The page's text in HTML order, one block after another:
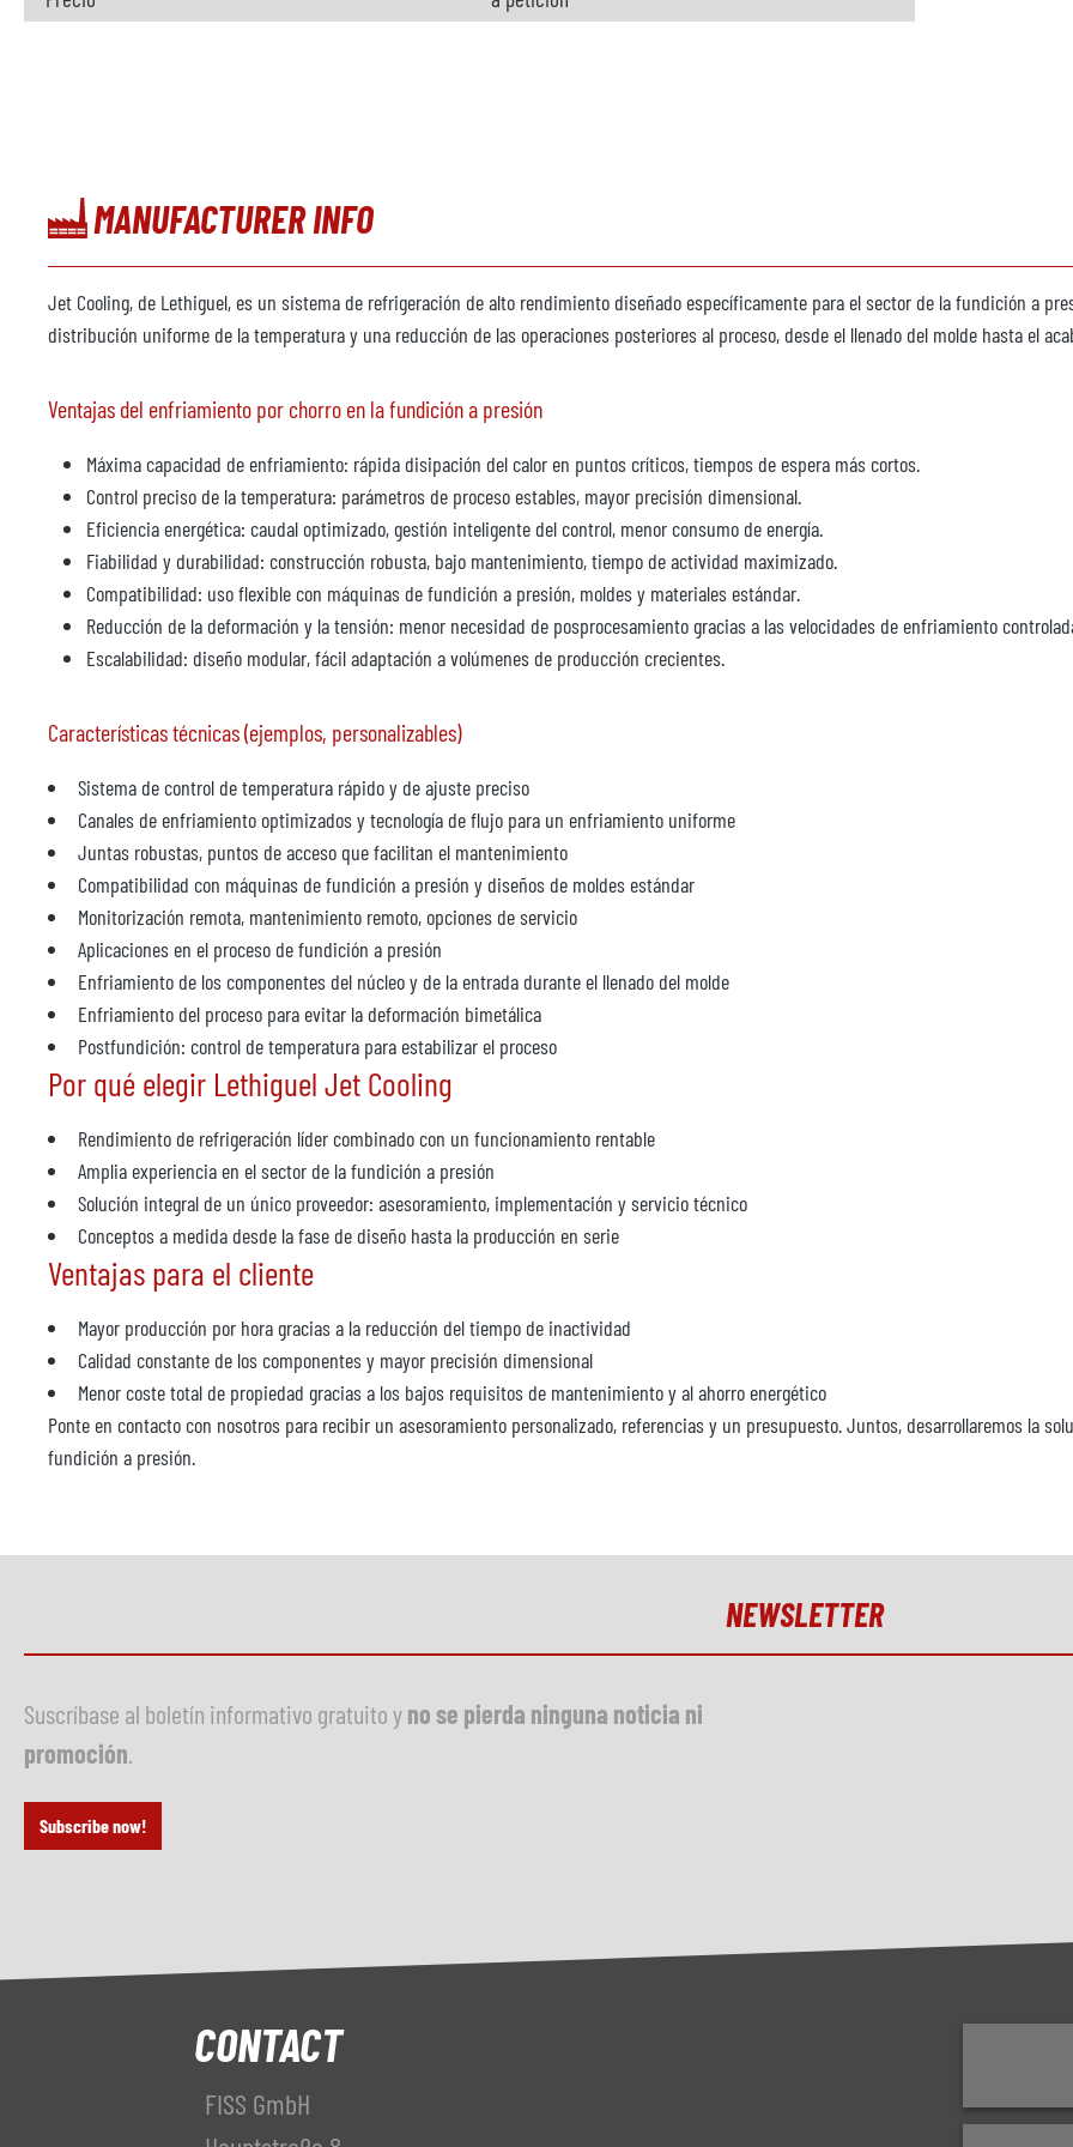
MANUFACTURER INFO
Jet Cooling, de Lethiguel, es un sistema de refrigeración de alto rendimiento diseñado específicamente para el sector de la fundición a
distribución uniforme de la temperatura y una reducción de las operaciones posteriores al proceso, desde el llenado del molde hasta el
Ventajas del enfriamiento por chorro en la fundición a presión
Máxima capacidad de enfriamiento: rápida disipación del calor en puntos críticos, tiempos de espera más cortos.
Control preciso de la temperatura: parámetros de proceso estables, mayor precisión dimensional.
Eficiencia energética: caudal optimizado, gestión inteligente del control, menor consumo de energía.
Fiabilidad y durabilidad: construcción robusta, bajo mantenimiento, tiempo de actividad maximizado.
Compatibilidad: uso flexible con máquinas de fundición a presión, moldes y materiales estándar.
Reducción de la deformación y la tensión: menor necesidad de posprocesamiento gracias a las velocidades de enfriamiento
Escalabilidad: diseño modular, fácil adaptación a volúmenes de producción crecientes.
Características técnicas (ejemplos, personalizables)
Sistema de control de temperatura rápido y de ajuste preciso
Canales de enfriamiento optimizados y tecnología de flujo para un enfriamiento uniforme
Juntas robustas, puntos de acceso que facilitan el mantenimiento
Compatibilidad con máquinas de fundición a presión y diseños de moldes estándar
Monitorización remota, mantenimiento remoto, opciones de servicio
Aplicaciones en el proceso de fundición a presión
Enfriamiento de los componentes del núcleo y de la entrada durante el llenado del molde
Enfriamiento del proceso para evitar la deformación bimetálica
Postfundición: control de temperatura para estabilizar el proceso
Por qué elegir Lethiguel Jet Cooling
Rendimiento de refrigeración líder combinado con un funcionamiento rentable
Amplia experiencia en el sector de la fundición a presión
Solución integral de un único proveedor: asesoramiento, implementación y servicio técnico
Conceptos a medida desde la fase de diseño hasta la producción en serie
Ventajas para el cliente
Mayor producción por hora gracias a la reducción del tiempo de inactividad
Calidad constante de los componentes y mayor precisión dimensional
Menor coste total de propiedad gracias a los bajos requisitos de mantenimiento y al ahorro energético
Ponte en contacto con nosotros para recibir un asesoramiento personalizado, referencias y un presupuesto. Juntos, desarrollaremos la
fundición a presión.
NEWSLETTER
Suscríbase al boletín informativo gratuito yno se pierda ninguna noticia ni
promoción
Subscribe now!
CONTACT
FISS GmbH